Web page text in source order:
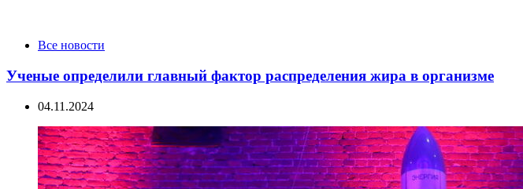
CategoriesВсе новости
Ученые определили главный фактор распределения жира в организме
04.11.2024